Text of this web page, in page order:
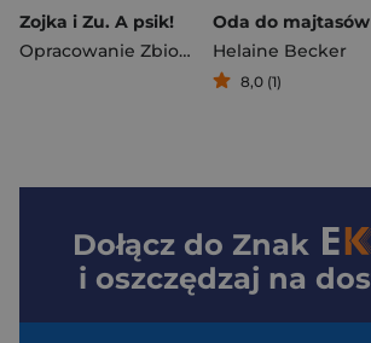
Zojka i Zu. A psik!
Opracowanie Zbiorowe
Oda do majtasów
Helaine Becker
8,0 (1)
Dołącz do Znak
i oszczędzaj na